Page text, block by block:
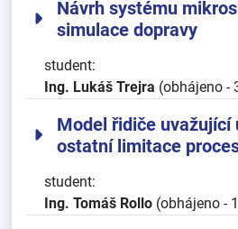
Návrh systému
simulace dopravy
student:
Ing. Lukáš Trejra (obhájeno -
Model řidiče uvažující
ostatní limitace
student:
Ing. Tomáš Rollo (obhájeno -